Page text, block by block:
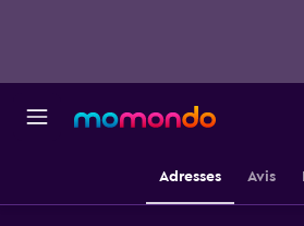
Adresses Avis